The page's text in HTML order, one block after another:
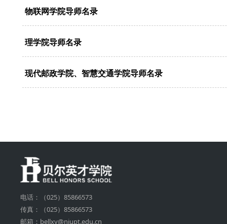
物联网学院导师名录
理学院导师名录
现代邮政学院、智慧交通学院导师名录
电话：（025）85866573
传真：（025）85866573
邮箱：bellxy@njupt.edu.cn